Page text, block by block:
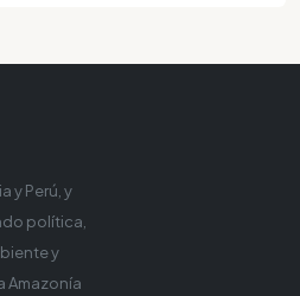
y Perú, y
política,
y
Amazonía